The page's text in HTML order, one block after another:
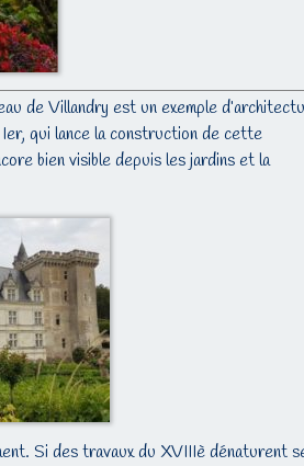
de Villandry est un exemple
qui lance la construction de cette
bien visible depuis les jardins et la
Si des travaux du XVIIIè dénaturent